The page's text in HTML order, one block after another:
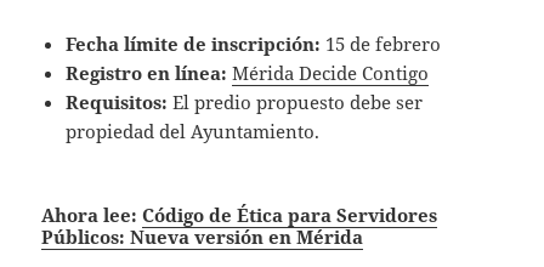
Fecha límite de inscripción: 15 de febrero
Registro en línea: Mérida Decide Contigo
Requisitos: El predio propuesto debe ser
propiedad del Ayuntamiento.
Ahora lee:Código de Ética para Servidores
Públicos: Nueva versión en Mérida